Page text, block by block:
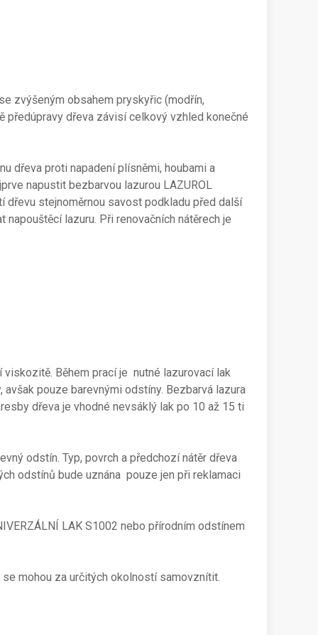
zvýšeným obsahem pryskyřic (modřín,
předúpravy dřeva závisí celkový vzhled konečné
dřeva proti napadení plísněmi, houbami a
napustit bezbarvou lazurou LAZUROL
dřevu stejnoměrnou savost podkladu před další
lazuru. Při renovačních nátěrech je
Během prací je nutné lazurovací lak
pouze barevnými odstíny. Bezbarvá lazura
dřeva je vhodné nevsáklý lak po 10 až 15 ti
odstín. Typ, povrch a předchozí nátěr dřeva
odstínů bude uznána pouze jen při reklamaci
LAK S1002 nebo přírodním odstínem
se mohou za určitých okolností samovznítit.